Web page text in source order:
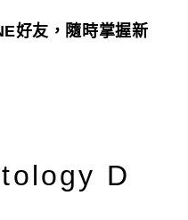
好友，隨時掌握新
D